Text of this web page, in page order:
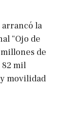
arrancó la
“Ojo de
de
82 mil
movilidad